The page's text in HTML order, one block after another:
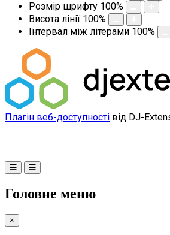
Розмір шрифту 100%
Висота лінії 100%
Інтервал між літерами 100%
Плагін веб-доступності від DJ-
Головне меню
×